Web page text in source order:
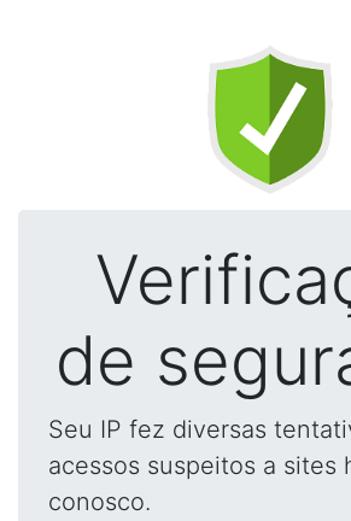
de
Seu IP fez diversas
acessos suspeitos a sites
conosco.